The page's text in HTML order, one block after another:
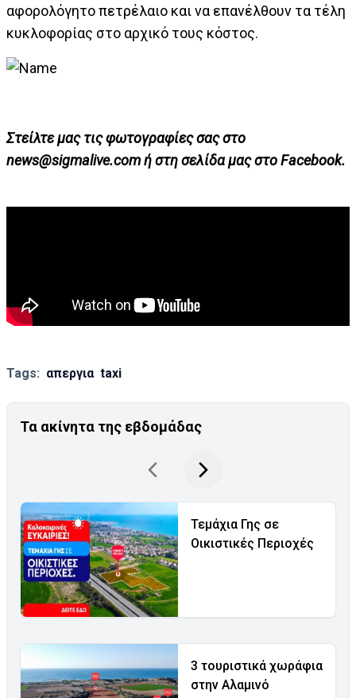
αφορολόγητο πετρέλαιο και να επανέλθουν τα τέλη
κυκλοφορίας στο αρχικό τους κόστος.
Στείλτε μας τις φωτογραφίες σας στο
news@sigmalive.comή στη σελίδα μας στο Facebook.
Tags: απεργια taxi
Τα ακίνητα της εβδομάδας
Τεμάχια Γης σε
Οικιστικές Περιοχές
3 τουριστικά χωράφια
στην Αλαμινό